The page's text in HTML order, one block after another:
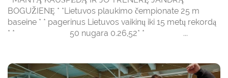
BOGUŽIENĘ * *Lietuvos plaukimo čempionate 25 m
baseine * * pagerinus Lietuvos vaikinų iki 15 metų rekordą
* * 50 nugara 0.26,52* * ...